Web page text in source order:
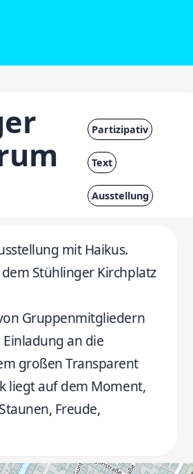
Partizipativ
Text
Ausstellung
mit Haikus.
Stühlinger Kirchplatz
Gruppenmitgliedern
an die
großen Transparent
liegt auf dem Moment,
Freude,